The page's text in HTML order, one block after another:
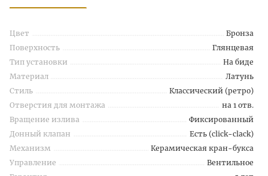
Цвет
Бронза
Поверхность
Глянцевая
Тип установки
На биде
Материал
Латунь
Стиль
Классический (ретро)
Отверстия для монтажа
на 1 отв.
Вращение излива
Фиксированный
Донный клапан
Есть (click-clack)
Механизм
Керамическая кран-букса
Управление
Вентильное